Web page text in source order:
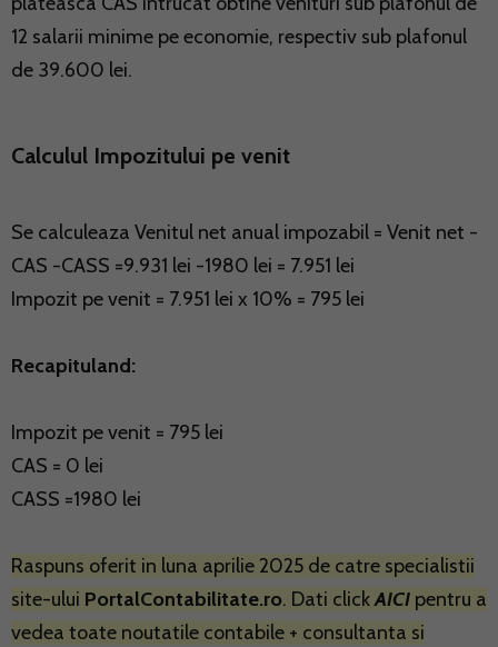
12 salarii minime pe economie, respectiv sub plafonul
de 39.600 lei.
Calculul Impozitului pe venit
Se calculeaza Venitul net anual impozabil = Venit net -
CAS -CASS =9.931 lei -1980 lei = 7.951 lei
Impozit pe venit = 7.951 lei x 10% = 795 lei
Recapituland:
Impozit pe venit = 795 lei
CAS = 0 lei
CASS =1980 lei
Raspuns oferit in luna aprilie 2025 de catre specialistii
site-ului PortalContabilitate.ro. Dati clickAICI pentru a
vedea toate noutatile contabile + consultanta si